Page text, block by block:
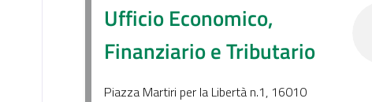
Ufficio Economico,
Finanziario e Tributario
Piazza Martiri per la Libertà n.1, 16010